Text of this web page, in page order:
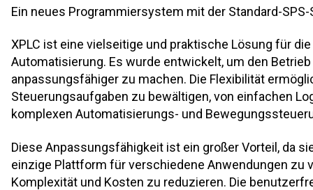
Ein neues Programmiersystem mit der Standard-SPS-
XPLC ist eine vielseitige und praktische Lösung für
Automatisierung. Es wurde entwickelt, um den
anpassungsfähiger zu machen. Die Flexibilität
Steuerungsaufgaben zu bewältigen, von einfachen
komplexen Automatisierungs- und
Diese Anpassungsfähigkeit ist ein großer Vorteil, da
einzige Plattform für verschiedene Anwendungen zu
Komplexität und Kosten zu reduzieren. Die